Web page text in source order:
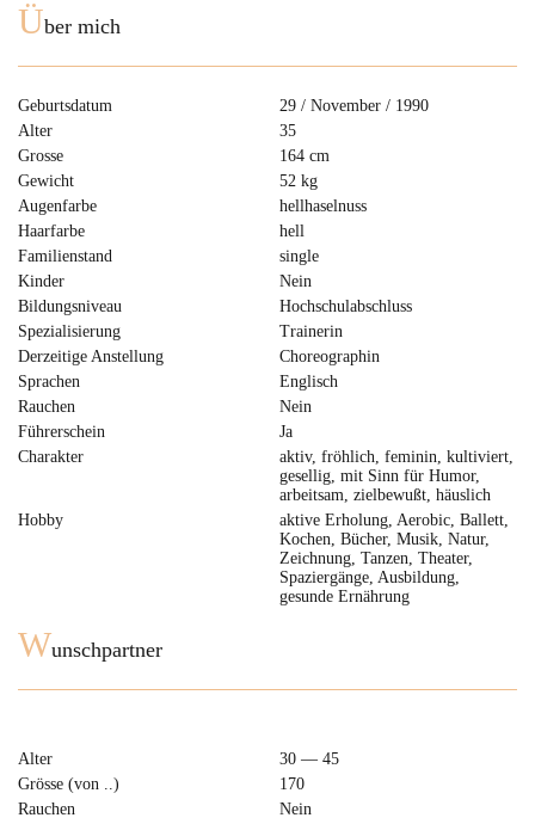
Über mich
Geburtsdatum
29 / November / 1990
Alter
35
Grosse
164 cm
Gewicht
52 kg
Augenfarbe
hellhaselnuss
Haarfarbe
hell
Familienstand
single
Kinder
Nein
Bildungsniveau
Hochschulabschluss
Spezialisierung
Trainerin
Derzeitige Anstellung
Choreographin
Sprachen
Englisch
Rauchen
Nein
Führerschein
Ja
Charakter
aktiv, fröhlich, feminin, kultiviert,
gesellig, mit Sinn für Humor,
arbeitsam, zielbewußt, häuslich
Hobby
aktive Erholung, Aerobic, Ballett,
Kochen, Bücher, Musik, Natur,
Zeichnung, Tanzen, Theater,
Spaziergänge, Ausbildung,
gesunde Ernährung
Wunschpartner
Alter
30 — 45
Grösse (von ..)
170
Rauchen
Nein